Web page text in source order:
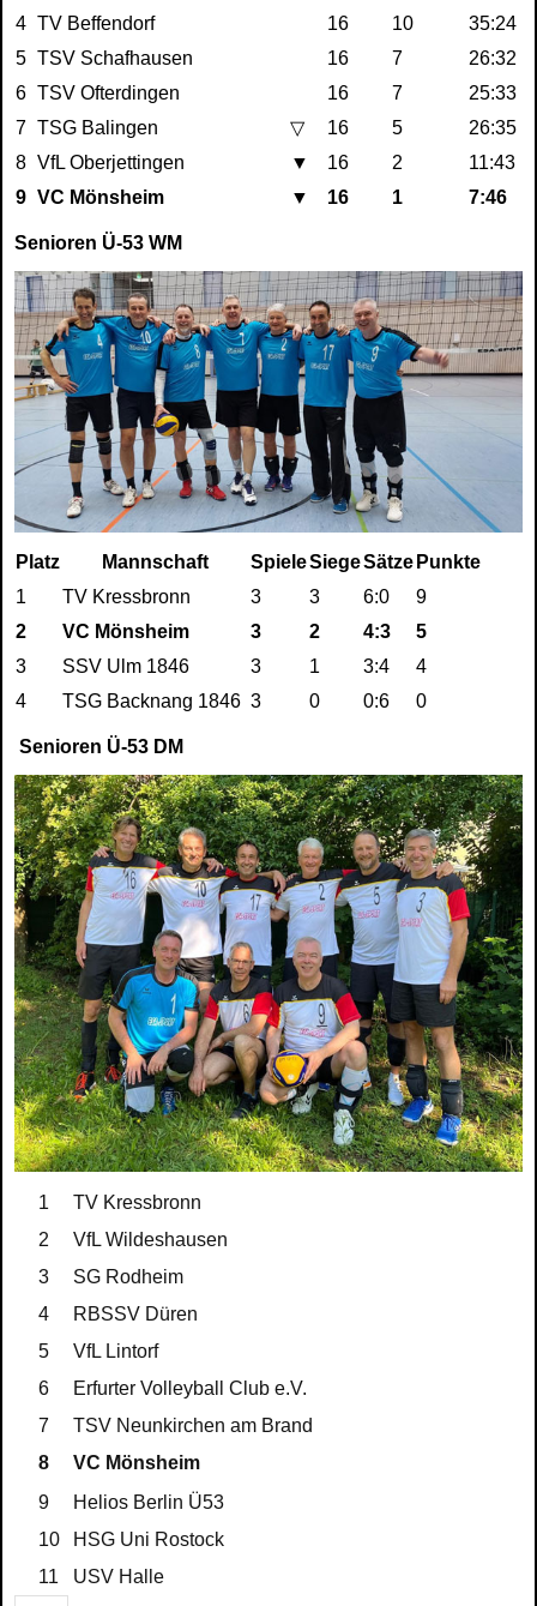
4 TV Beffendorf 16 10
35:24
5 TSV Schafhausen 16 7
26:32
6 TSV Ofterdingen 16 7
25:33
7 TSG Balingen ▽ 16 5
26:35
8 VfL Oberjettingen ▼ 16 2
11:43
9 VC Mönsheim ▼ 16 1 7:46
Senioren Ü-53 WM
Platz Mannschaft SpieleSiegeSätze Punkte
1
TV Kressbronn 3 3 6:0
9
2
VC Mönsheim 3 2 4:3
5
3
SSV Ulm 1846 3 1 3:4
4
4
TSG Backnang 1846 3 0 0:6 0
Senioren Ü-53 DM
1
TV Kressbronn
2
VfL Wildeshausen
3
SG Rodheim
4
RBSSV Düren
5
VfL Lintorf
6
Erfurter Volleyball Club e.V.
7
TSV Neunkirchen am Brand
8
VC Mönsheim
9
Helios Berlin Ü53
10
HSG Uni Rostock
11
USV Halle